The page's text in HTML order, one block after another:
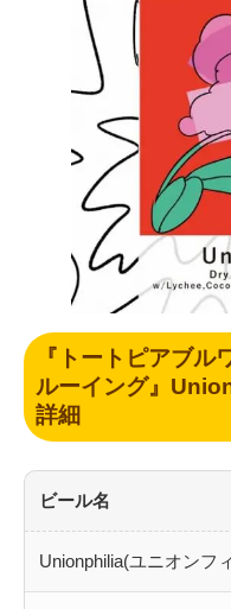
『トートピアブル
ルーイング』
詳細
ビール名
Unionphilia(ユニオンフ